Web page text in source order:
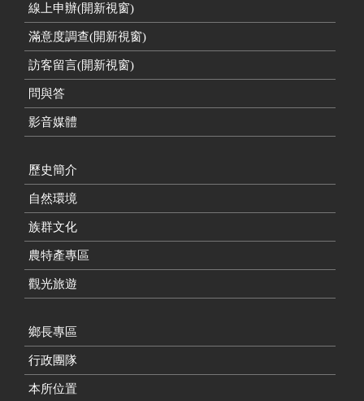
線上申辦(開新視窗)
滿意度調查(開新視窗)
訪客留言(開新視窗)
問與答
影音媒體
歷史簡介
自然環境
族群文化
農特產專區
觀光旅遊
鄉長專區
行政團隊
本所位置